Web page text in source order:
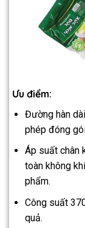
Ưu điểm:
Đường hàn
phép đóng
Áp suất chân
toàn không
phẩm.
Công suất
quả.